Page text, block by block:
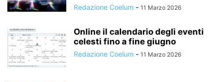
Redazione Coelum - 11 Marzo 2026
Online il calendario degli eventi
celesti fino a fine giugno
Redazione Coelum - 11 Marzo 2026